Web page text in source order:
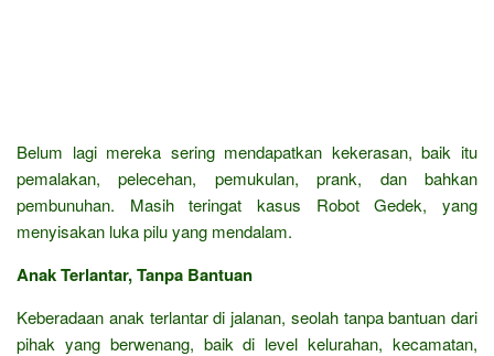
Belum lagi mereka sering mendapatkan kekerasan, baik itu
pemalakan, pelecehan, pemukulan, prank, dan bahkan
pembunuhan. Masih teringat kasus Robot Gedek, yang
menyisakan luka pilu yang mendalam.
Anak Terlantar, Tanpa Bantuan
Keberadaan anak terlantar di jalanan, seolah tanpa bantuan dari
pihak yang berwenang, baik di level kelurahan, kecamatan,